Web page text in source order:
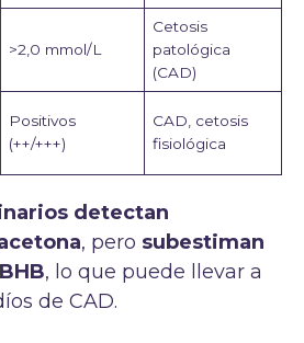
>2,0 mmol/L
Cetosis
patológica
(CAD)
Positivos
(++/+++)
CAD, cetosis
fisiológica
detectan
, pero subestiman
, lo que puede llevar a
de CAD.